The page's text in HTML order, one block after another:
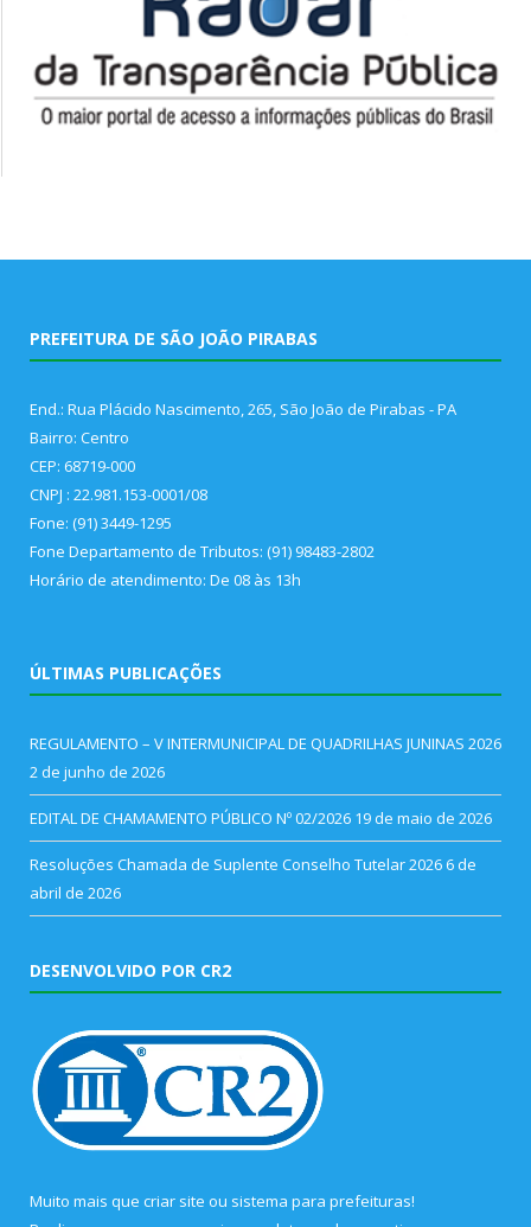
PREFEITURA DE SÃO JOÃO PIRABAS
End.: Rua Plácido Nascimento, 265, São João de Pirabas - PA
Bairro: Centro
CEP: 68719-000
CNPJ : 22.981.153-0001/08
Fone: (91) 3449-1295
Fone Departamento de Tributos: (91) 98483-2802
Horário de atendimento: De 08 às 13h
ÚLTIMAS PUBLICAÇÕES
REGULAMENTO – V INTERMUNICIPAL DE QUADRILHAS JUNINAS 2026
2 de junho de 2026
EDITAL DE CHAMAMENTO PÚBLICO Nº 02/2026 19 de maio de 2026
Resoluções Chamada de Suplente Conselho Tutelar 2026 6 de
abril de 2026
DESENVOLVIDO POR CR2
Muito mais que criar site ou sistema para prefeituras!